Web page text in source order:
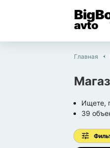
avto
Главная
Ищете,
39